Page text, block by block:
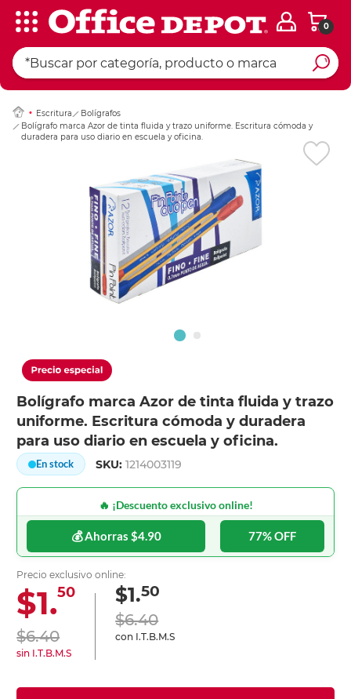
0
Escritura
Bolígrafos
Bolígrafo marca Azor de tinta fluida y trazo uniforme. Escritura cómoda y
duradera para uso diario en escuela y oficina.
Bolígrafo marca Azor de tinta fluida y trazo
uniforme. Escritura cómoda y duradera
para uso diario en escuela y oficina.
En stock SKU:1214003119
🔥 ¡Descuento exclusivo online!
💰 Ahorras $4.90 77% OFF
Precio exclusivo online:
$1.50
$6.40
sin I.T.B.M.S
$1.50
$6.40
con I.T.B.M.S
Ingresar Codigo